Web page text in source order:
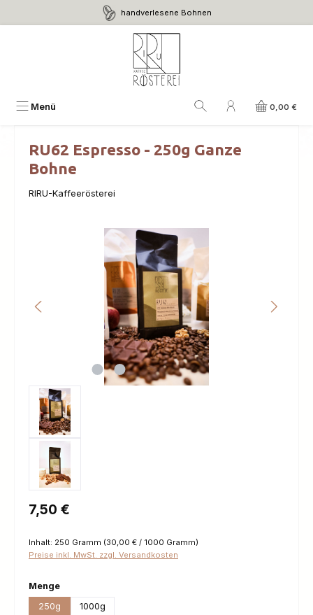
Zum Hauptinhalt springen handverlesene Bohnen
Menü 0,00 €
RU62 Espresso - 250g Ganze
Bohne
RIRU-Kaffeerösterei
Bildergalerie überspringen
Regulärer Preis:
7,50 €
Inhalt: 250 Gramm (30,00 € / 1000 Gramm)
Preise inkl. MwSt. zzgl. Versandkosten
Mengeauswählen
250g
1000g